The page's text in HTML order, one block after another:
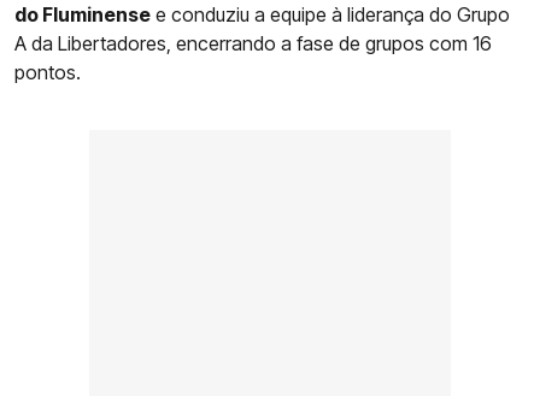
do Fluminense e conduziu a equipe à liderança do Grupo
A da Libertadores, encerrando a fase de grupos com 16
pontos.